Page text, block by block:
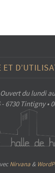
ET
du lundi
6730 Tintigny •
Nirvana &